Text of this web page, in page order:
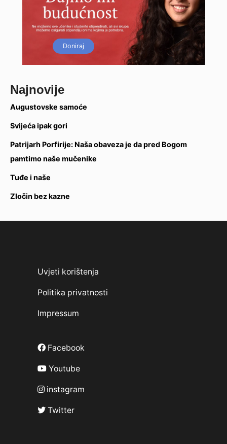
Doniraj
Najnovije
Augustovske samoće
Svijeća ipak gori
Patrijarh Porfirije: Naša obaveza je da pred Bogom
pamtimo naše mučenike
Tuđe i naše
Zločin bez kazne
Uvjeti korištenja
Politika privatnosti
Impressum
Facebook
Youtube
instagram
Twitter